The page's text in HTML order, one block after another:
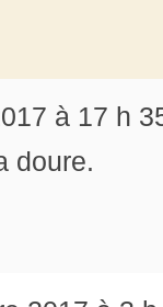
à 17 h
doure.